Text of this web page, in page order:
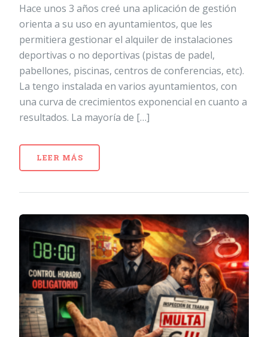
Hace unos 3 años creé una aplicación de gestión
orienta a su uso en ayuntamientos, que les
permitiera gestionar el alquiler de instalaciones
deportivas o no deportivas (pistas de padel,
pabellones, piscinas, centros de conferencias, etc).
La tengo instalada en varios ayuntamientos, con
una curva de crecimientos exponencial en cuanto a
resultados. La mayoría de […]
LEER MÁS